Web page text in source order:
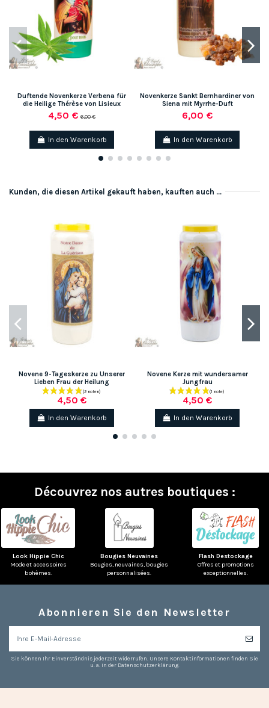
(4 noten)
Duftende Novenkerze Verbena für
die Heilige Thérèse von Lisieux
4,50 €6,00 €
In den Warenkorb
Novenkerze Sankt Bernhardiner von
Siena mit Myrrhe-Duft
6,00 €
In den Warenkorb
Kunden, die diesen Artikel gekauft haben, kauften auch ...
Novene 9-Tageskerze zu Unserer
Lieben Frau der Heilung
4,50 €
In den Warenkorb
Novene Kerze mit wundersamer
Jungfrau
4,50 €
In den Warenkorb
Découvrez nos autres boutiques :
Look Hippie Chic
Mode et accessoires
bohèmes.
Bougies Neuvaines
Bougies, neuvaines, bougies
personnalisées.
Flash Destockage
Offres et promotions
exceptionnelles.
Abonnieren Sie den Newsletter
Sie können Ihr Einverständnis jederzeit widerrufen. Unsere Kontaktinformationen finden Sie
u. a. in der Datenschutzerklärung.